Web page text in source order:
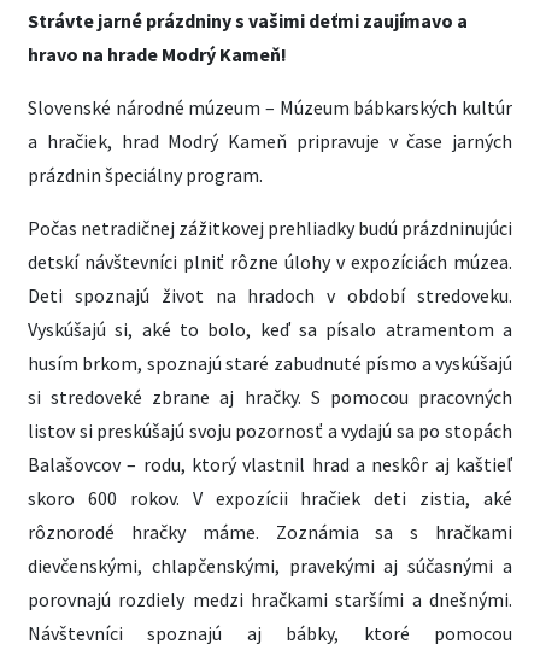
Strávte jarné prázdniny s vašimi deťmi zaujímavo a
hravo na hrade Modrý Kameň!
Slovenské národné múzeum – Múzeum bábkarských kultúr
a hračiek, hrad Modrý Kameň pripravuje v čase jarných
prázdnin špeciálny program.
Počas netradičnej zážitkovej prehliadky budú prázdninujúci
detskí návštevníci plniť rôzne úlohy v expozíciách múzea.
Deti spoznajú život na hradoch v období stredoveku.
Vyskúšajú si, aké to bolo, keď sa písalo atramentom a
husím brkom, spoznajú staré zabudnuté písmo a vyskúšajú
si stredoveké zbrane aj hračky. S pomocou pracovných
listov si preskúšajú svoju pozornosť a vydajú sa po stopách
Balašovcov – rodu, ktorý vlastnil hrad a neskôr aj kaštieľ
skoro 600 rokov. V expozícii hračiek deti zistia, aké
rôznorodé hračky máme. Zoznámia sa s hračkami
dievčenskými, chlapčenskými, pravekými aj súčasnými a
porovnajú rozdiely medzi hračkami staršími a dnešnými.
Návštevníci spoznajú aj bábky, ktoré pomocou